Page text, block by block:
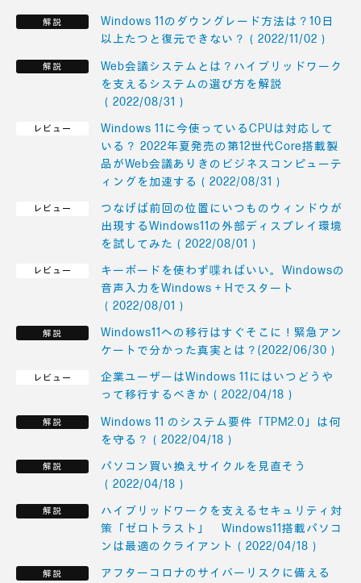
Windows 11のダウングレード方法は？10日
以上たつと復元できない？（2022/11/02）
Web会議システムとは？ハイブリッドワーク
を支えるシステムの選び方を解説
（2022/08/31）
Windows 11に今使っているCPUは対応して
いる？ 2022年夏発売の第12世代Core搭載製
品がWeb会議ありきのビジネスコンピューテ
ィングを加速する（2022/08/31）
つなげば前回の位置にいつものウィンドウが
出現するWindows11の外部ディスプレイ環境
を試してみた（2022/08/01）
キーボードを使わず喋ればいい。Windowsの
音声入力をWindows + Hでスタート
（2022/08/01）
Windows11への移行はすぐそこに！緊急アン
ケートで分かった真実とは？(2022/06/30）
企業ユーザーはWindows 11にはいつどうや
って移行するべきか（2022/04/18）
Windows 11 のシステム要件「TPM2.0」は何
を守る？（2022/04/18）
パソコン買い換えサイクルを見直そう
（2022/04/18）
ハイブリッドワークを支えるセキュリティ対
策「ゼロトラスト」 Windows11搭載パソコ
ンは最適のクライアント（2022/04/18）
アフターコロナのサイバーリスクに備える